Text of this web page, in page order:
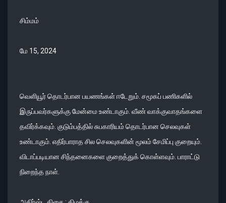
சிம்மம்
மே 15, 2024
வெளியூர் தொடர்பான பயணங்கள் ஈடேறும். சமூகப் பணிகளில்
இருப்பவர்களுக்கு மேன்மை உண்டாகும். வீண் வாக்குவாதங்களை
தவிர்க்கவும். குடும்பத்தில் சுபகாரியம் தொடர்பான செலவுகள்
உண்டாகும். எதிர்பாராத சில செலவுகளின் மூலம் சேமிப்பு குறையும்.
விடாப்படியான சிந்தனைகளை குறைத்துக் கொள்ளவும். பாராட்டு
நிறைந்த நாள்.